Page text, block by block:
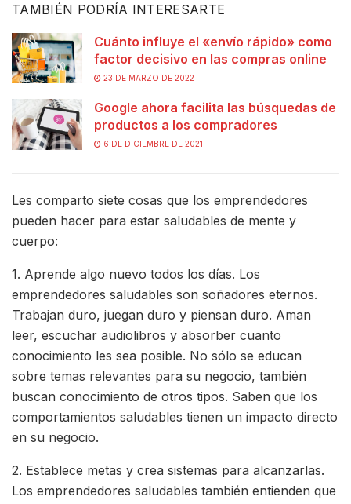
TAMBIÉN PODRÍA INTERESARTE
Cuánto influye el «envío rápido» como
factor decisivo en las compras online
23 DE MARZO DE 2022
Google ahora facilita las búsquedas de
productos a los compradores
6 DE DICIEMBRE DE 2021
Les comparto siete cosas que los emprendedores
pueden hacer para estar saludables de mente y
cuerpo:
1. Aprende algo nuevo todos los días. Los
emprendedores saludables son soñadores eternos.
Trabajan duro, juegan duro y piensan duro. Aman
leer, escuchar audiolibros y absorber cuanto
conocimiento les sea posible. No sólo se educan
sobre temas relevantes para su negocio, también
buscan conocimiento de otros tipos. Saben que los
comportamientos saludables tienen un impacto directo
en su negocio.
2. Establece metas y crea sistemas para alcanzarlas.
Los emprendedores saludables también entienden que